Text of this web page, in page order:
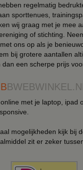
regelmatig
sporttenues,
wij graag met je mee
of stichting.
ons op als je
bij grotere aantallen
een scherpe prijs
B
met je laptop, ipad
mogelijkheden kijk bij
zit er zeker